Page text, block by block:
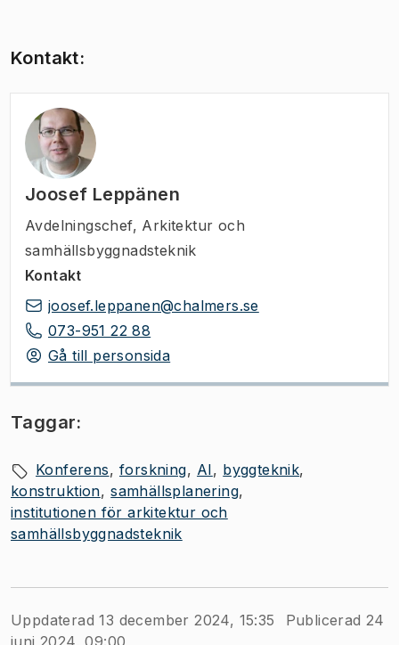
Kontakt:
Joosef Leppänen
Avdelningschef, Arkitektur och
samhällsbyggnadsteknik
Kontakt
joosef.leppanen@chalmers.se
073-951 22 88
Gå till personsida
Taggar:
Konferens forskning AI
byggteknik
konstruktion
samhällsplanering
institutionen för arkitektur och
samhällsbyggnadsteknik
Uppdaterad 13 december 2024, 15:35
Publicerad 24
juni 2024, 09:00